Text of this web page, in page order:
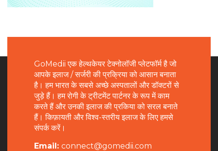
GoMedii एक हेल्थकेयर टेक्नोलॉजी प्लेटफॉर्म है जो
आपके इलाज / सर्जरी की प्रक्रिया को आसान बनाता
है। हम भारत के सबसे अच्छे अस्पतालों और डॉक्टरों से
जुड़े हैं। हम रोगी के ट्रीटमेंट पार्टनर के रूप में काम
करते हैं और उनकी इलाज की प्रकिया को सरल बनाते
हैं। किफ़ायती और विश्व-स्तरीय इलाज के लिए हमसे
संपर्क करें।
Email: connect@gomedii.com